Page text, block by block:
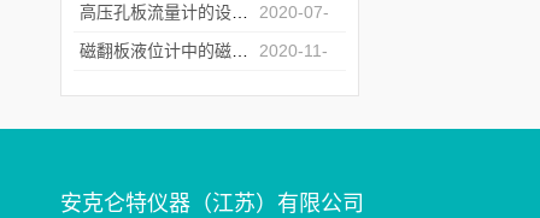
20
2020-07-
28
2020-11-
安克仑特仪器（江苏）有限公司